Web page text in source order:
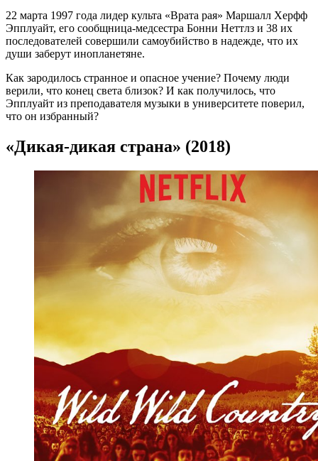
22 марта 1997 года лидер культа «Врата рая» Маршалл Херфф
Эпплуайт, его сообщница-медсестра Бонни Неттлз и 38 их
последователей совершили самоубийство в надежде, что их
души заберут инопланетяне.
Как зародилось странное и опасное учение? Почему люди
верили, что конец света близок? И как получилось, что
Эпплуайт из преподавателя музыки в университете поверил,
что он избранный?
«Дикая-дикая страна» (2018)